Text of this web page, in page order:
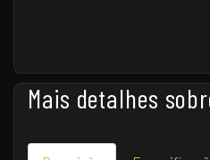
Mais detalhes